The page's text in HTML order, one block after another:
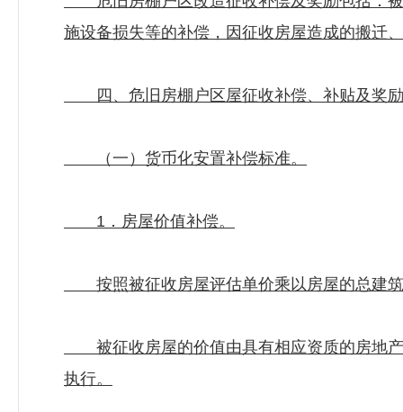
施设备损失等的补偿，因征收房屋造成的搬迁
四、危旧房棚户区屋征收补偿、补贴及奖
（一）货币化安置补偿标准。
1．房屋价值补偿。
按照被征收房屋评估单价乘以房屋的总建筑
被征收房屋的价值由具有相应资质的房地产
执行。